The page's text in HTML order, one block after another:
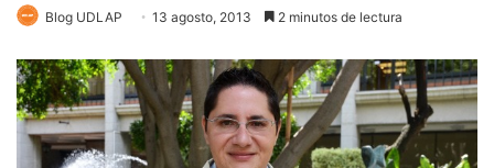
Blog UDLAP 13 agosto, 2013 2 minutos de lectura